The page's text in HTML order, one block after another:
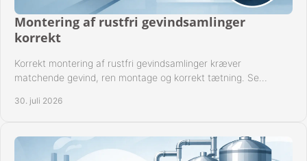
Montering af rustfri gevindsamlinger
korrekt
Korrekt montering af rustfri gevindsamlinger kræver
matchende gevind, ren montage og korrekt tætning. Se
30. juli 2026